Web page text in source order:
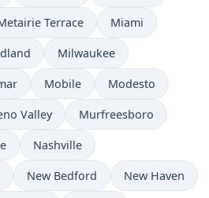
Terrace Miami
Milwaukee
Mobile Modesto
Valley Murfreesboro
Nashville
New Bedford New Haven